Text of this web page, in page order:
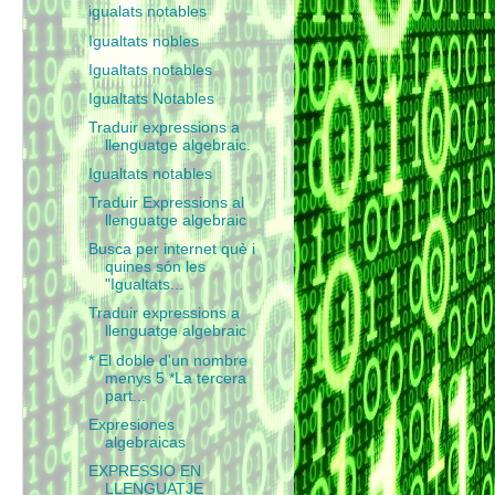
igualats notables
Igualtats nobles
Igualtats notables
Igualtats Notables
Traduir expressions a
llenguatge algebraic.
Igualtats notables
Traduir Expressions al
llenguatge algebraic
Busca per internet què i
quines són les
"Igualtats...
Traduir expressions a
llenguatge algebraic
* El doble d'un nombre
menys 5 *La tercera
part...
Expresiones
algebraicas
EXPRESSIO EN
LLENGUATJE